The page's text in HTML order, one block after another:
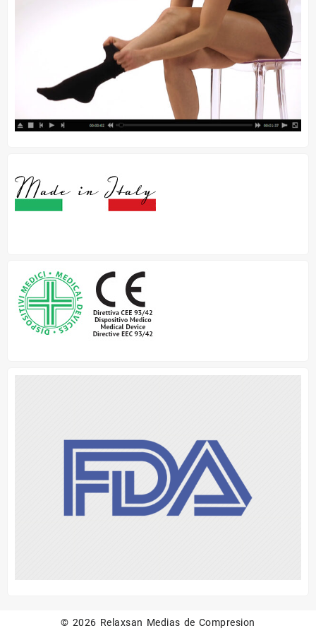
© 2026 Relaxsan Medias de Compresion